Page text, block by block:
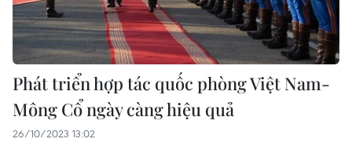
Phát triển hợp tác quốc phòng Việt Nam-
Mông Cổ ngày càng hiệu quả
26/10/2023 13:02